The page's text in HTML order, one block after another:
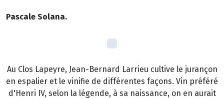
Pascale Solana.
Au Clos Lapeyre, Jean-Bernard Larrieu cultive le jurançon
en espalier et le vinifie de différentes façons. Vin préféré
d'Henri IV, selon la légende, à sa naissance, on en aurait